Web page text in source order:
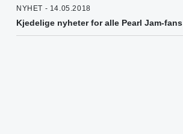
NYHET - 14.05.2018
Kjedelige nyheter for alle Pearl Jam-fans